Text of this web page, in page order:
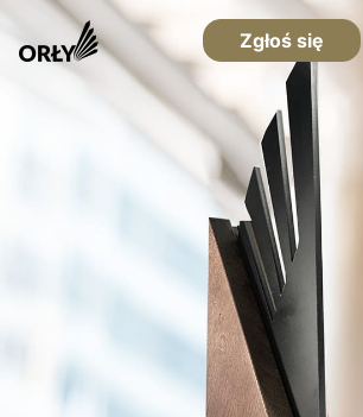
Zgłoś się